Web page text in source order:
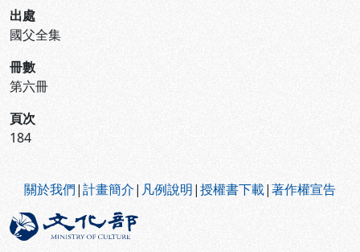
出處
國父全集
冊數
第六冊
頁次
184
關於我們|計畫簡介| 凡例說明|授權書下載|著作權宣告